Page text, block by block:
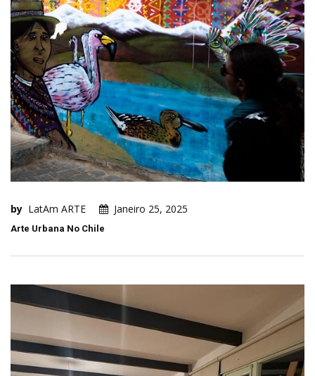
by LatAm ARTE Janeiro 25, 2025
Arte Urbana No Chile